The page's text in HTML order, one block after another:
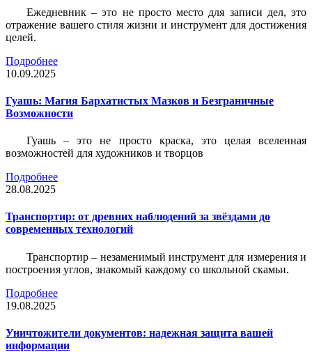
Ежедневник – это не просто место для записи дел, это
отражение вашего стиля жизни и инструмент для достижения
целей.
Подробнее
10.09.2025
Гуашь: Магия Бархатистых Мазков и Безграничные
Возможности
Гуашь – это не просто краска, это целая вселенная
возможностей для художников и творцов
Подробнее
28.08.2025
Транспортир: от древних наблюдений за звёздами до
современных технологий
Транспортир – незаменимый инструмент для измерения и
построения углов, знакомый каждому со школьной скамьи.
Подробнее
19.08.2025
Уничтожители документов: надежная защита вашей
информации